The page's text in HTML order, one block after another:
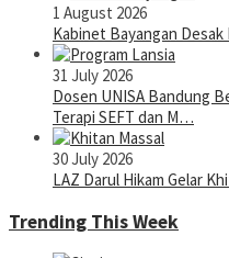
1 August 2026
Kabinet Bayangan
31 July 2026
Dosen UNISA Bandung
Terapi SEFT dan M…
30 July 2026
LAZ Darul Hikam Gelar
Trending This Week